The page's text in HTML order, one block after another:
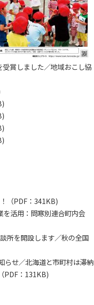
賞しました／地域おこし協
（PDF：341KB)
活用：問寒別連合町内会
所を開設します／秋の全国
らせ／北海道と市町村は滞納
PDF：131KB)